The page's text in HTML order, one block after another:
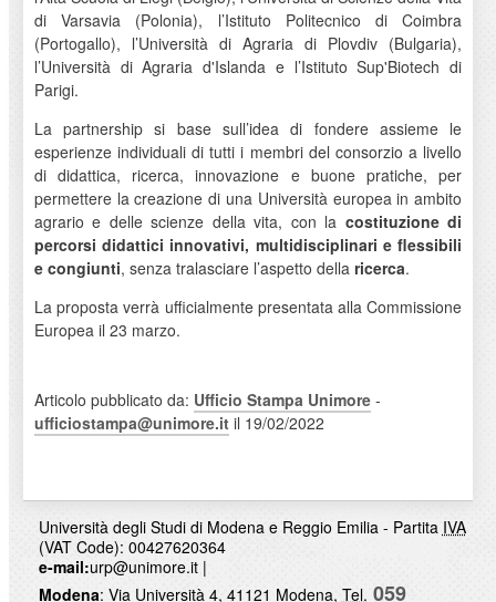
di Varsavia (Polonia), l’Istituto Politecnico di Coimbra
(Portogallo), l’Università di Agraria di Plovdiv (Bulgaria),
l’Università di Agraria d'Islanda e l’Istituto Sup'Biotech di
Parigi.
La partnership si base sull’idea di fondere assieme le
esperienze individuali di tutti i membri del consorzio a livello
di didattica, ricerca, innovazione e buone pratiche, per
permettere la creazione di una Università europea in ambito
agrario e delle scienze della vita, con la costituzione di
percorsi didattici innovativi, multidisciplinari e flessibili
e congiunti, senza tralasciare l’aspetto della ricerca.
La proposta verrà ufficialmente presentata alla Commissione
Europea il 23 marzo.
Articolo pubblicato da: Ufficio Stampa Unimore-
ufficiostampa@unimore.itil 19/02/2022
Università degli Studi di Modena e Reggio Emilia - Partita IVA
(VAT Code): 00427620364
e-mail:urp@unimore.it|
Modena: Via Università 4, 41121 Modena, Tel. 059